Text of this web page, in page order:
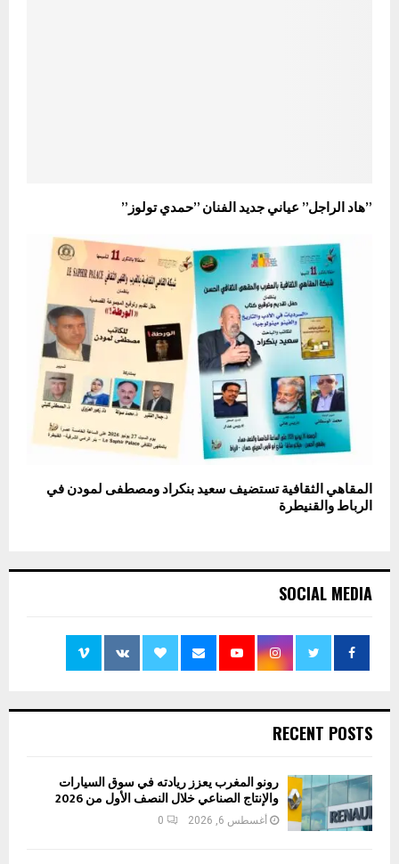
”هاد الراجل” عياني جديد الفنان ”حمدي تولوز”
المقاهي الثقافية تستضيف سعيد بنكراد ومصطفى لمودن في
الرباط والقنيطرة
SOCIAL MEDIA
RECENT POSTS
رونو المغرب يعزز ريادته في سوق السيارات
والإنتاج الصناعي خلال النصف الأول من 2026
أغسطس 6, 2026 0